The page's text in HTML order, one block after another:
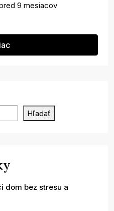
9 mesiacov
Hľadať
dom bez stresu a